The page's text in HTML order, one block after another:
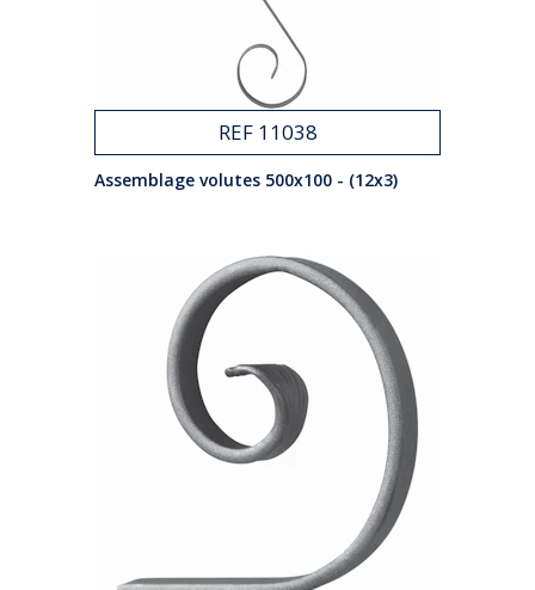
REF 11038
Assemblage volutes 500x100 - (12x3)